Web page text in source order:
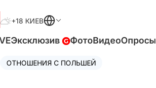
+18 КИЕВ
Эксклюзив ФотоВидеоОпросы
ОТНОШЕНИЯ С ПОЛЬШЕЙ